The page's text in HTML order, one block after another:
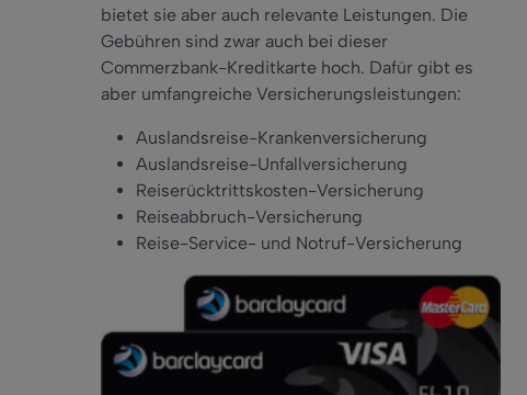
bietet sie aber auch relevante Leistungen. Die
Gebühren sind zwar auch bei dieser
Commerzbank-Kreditkarte hoch. Dafür gibt es
aber umfangreiche Versicherungsleistungen:
Auslandsreise-Krankenversicherung
Auslandsreise-Unfallversicherung
Reiserücktrittskosten-Versicherung
Reiseabbruch-Versicherung
Reise-Service- und Notruf-Versicherung